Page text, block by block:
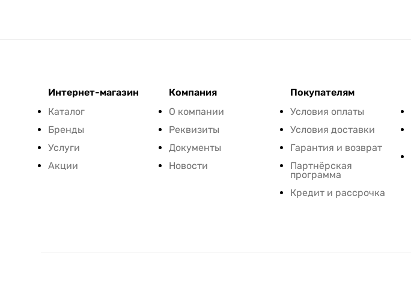
Интернет-магазин
Каталог
Бренды
Услуги
Акции
Компания
О компании
Реквизиты
Документы
Новости
Покупателям
Условия оплаты
Условия доставки
Гарантия и возврат
Партнёрская
программа
Кредит и рассрочка